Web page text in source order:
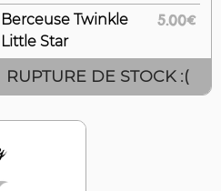
Berceuse Twinkle
Little Star
5.00€
RUPTURE DE STOCK :(